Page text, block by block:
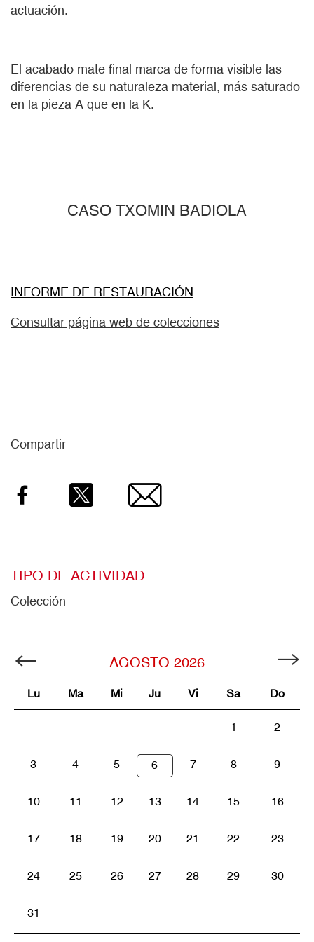
actuación.
El acabado mate final marca de forma visible las
diferencias de su naturaleza material, más saturado
en la pieza A que en la K.
CASO TXOMIN BADIOLA
INFORME DE RESTAURACIÓN
Consultar página web de colecciones
Compartir
Facebook Email
TIPO DE ACTIVIDAD
Colección
AGOSTO 2026
Lu Ma Mi Ju Vi Sa Do
1 2
3 4 5 6 7 8 9
10 11 12 13 14 15 16
17 18 19 20 21 22 23
24 25 26 27 28 29 30
31